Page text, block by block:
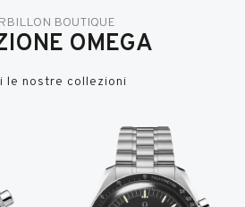
BOUTIQUE
OMEGA
le nostre collezioni